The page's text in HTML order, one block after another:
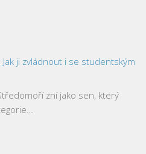
ji zvládnout i se studentským
zní jako sen, který